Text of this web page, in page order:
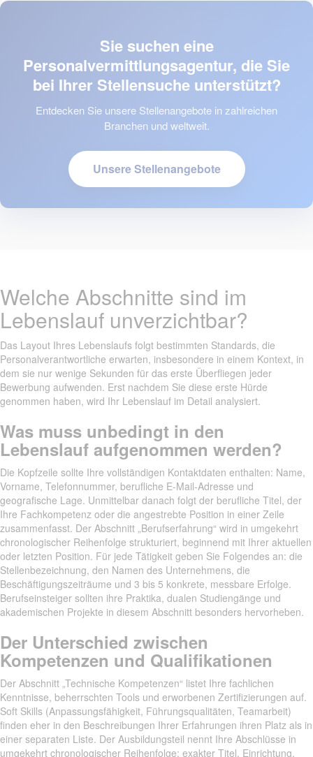
Sie suchen eine
Personalvermittlungsagentur, die Sie
bei Ihrer Stellensuche unterstützt?
Entdecken Sie unsere Stellenangebote in zahlreichen
Branchen und weltweit.
Unsere Stellenangebote
Welche Abschnitte sind im
Lebenslauf unverzichtbar?
Das Layout Ihres Lebenslaufs folgt bestimmten Standards, die
Personalverantwortliche erwarten, insbesondere in einem Kontext, in
dem sie nur wenige Sekunden für das erste Überfliegen jeder
Bewerbung aufwenden. Erst nachdem Sie diese erste Hürde
genommen haben, wird Ihr Lebenslauf im Detail analysiert.
Was muss unbedingt in den
Lebenslauf aufgenommen werden?
Die Kopfzeile sollte Ihre vollständigen Kontaktdaten enthalten: Name,
Vorname, Telefonnummer, berufliche E-Mail-Adresse und
geografische Lage. Unmittelbar danach folgt der berufliche Titel, der
Ihre Fachkompetenz oder die angestrebte Position in einer Zeile
zusammenfasst. Der Abschnitt „Berufserfahrung“ wird in umgekehrt
chronologischer Reihenfolge strukturiert, beginnend mit Ihrer aktuellen
oder letzten Position. Für jede Tätigkeit geben Sie Folgendes an: die
Stellenbezeichnung, den Namen des Unternehmens, die
Beschäftigungszeiträume und 3 bis 5 konkrete, messbare Erfolge.
Berufseinsteiger sollten ihre Praktika, dualen Studiengänge und
akademischen Projekte in diesem Abschnitt besonders hervorheben.
Der Unterschied zwischen
Kompetenzen und Qualifikationen
Der Abschnitt „Technische Kompetenzen“ listet Ihre fachlichen
Kenntnisse, beherrschten Tools und erworbenen Zertifizierungen auf.
Soft Skills (Anpassungsfähigkeit, Führungsqualitäten, Teamarbeit)
finden eher in den Beschreibungen Ihrer Erfahrungen ihren Platz als in
einer separaten Liste. Der Ausbildungsteil nennt Ihre Abschlüsse in
umgekehrt chronologischer Reihenfolge: exakter Titel, Einrichtung,